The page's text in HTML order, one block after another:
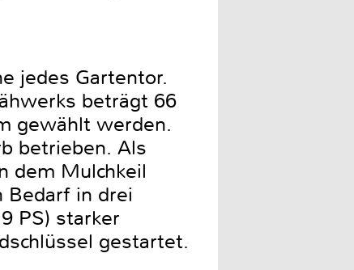
jedes Gartentor.
beträgt 66
gewählt werden.
betrieben. Als
dem Mulchkeil
Bedarf in drei
PS) starker
gestartet.